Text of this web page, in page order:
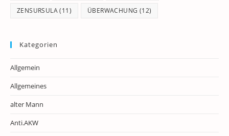
ZENSURSULA(11) ÜBERWACHUNG (12)
Kategorien
Allgemein
Allgemeines
alter Mann
Anti.AKW